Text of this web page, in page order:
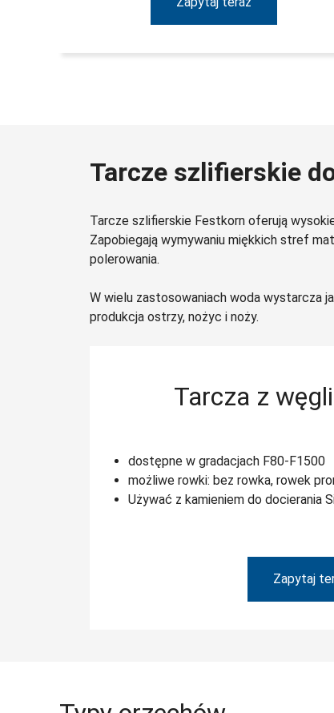
Tarcze szlifierskie
Tarcze szlifierskie Festkorn oferują
Zapobiegają wymywaniu miękkich stref
polerowania.
W wielu zastosowaniach woda wystarcza
produkcja ostrzy, nożyc i noży.
Tarcza z
dostępne w gradacjach F80-F1500
możliwe rowki: bez rowka, rowek
Używać z kamieniem do docierania
Zapytaj